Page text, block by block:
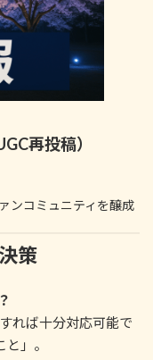
再投稿）
ンコミュニティを醸成
策
れば十分対応可能で
」。